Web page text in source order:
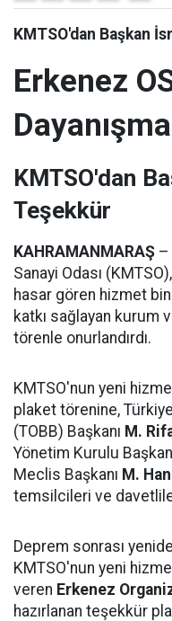
KMTSO'dan Başkan
Erkenez
KMTSO'dan
Teşekkür
KAHRAMANMARAŞ –
Sanayi Odası
hasar gören hizmet
katkı sağlayan kurum
törenle onurlandırdı.
KMTSO'nun yeni
plaket törenine,
(TOBB) Başkanı M.
Yönetim Kurulu
Meclis Başkanı M.
temsilcileri ve
Deprem sonrası
KMTSO'nun yeni
veren Erkenez
hazırlanan teşekkür